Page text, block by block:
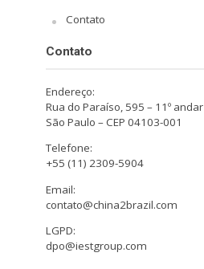
Contato
Contato
Endereço:
Rua do Paraíso, 595 – 11º andar
São Paulo – CEP 04103-001
Telefone:
+55 (11) 2309-5904
Email:
contato@china2brazil.com
LGPD:
dpo@iestgroup.com